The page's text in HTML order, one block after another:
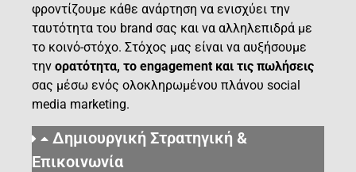
φροντίζουμε κάθε ανάρτηση να ενισχύει την
ταυτότητα του brand σας και να αλληλεπιδρά με
το κοινό-στόχο. Στόχος μας είναι να αυξήσουμε
την ορατότητα, το engagement και τις πωλήσεις
σας μέσω ενός ολοκληρωμένου πλάνου social
media marketing.
Δημιουργική Στρατηγική &
Επικοινωνία